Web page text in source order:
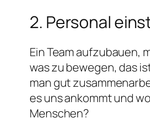
2. Personal
Ein Team aufzubauen,
was zu bewegen, das
man gut
es uns ankommt und
Menschen?